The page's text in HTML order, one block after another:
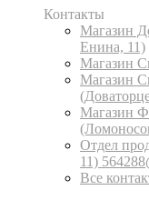
Контакты
Магазин
Енина, 11)
Магазин
Магазин
Магазин
Отдел
11)
Все